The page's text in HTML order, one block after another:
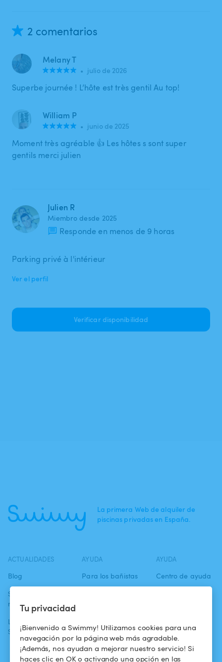
Tu privacidad
¡Bienvenido a Swimmy! Utilizamos cookies para una
navegación por la página web más agradable.
¡Además, nos ayudan a mejorar nuestro servicio! Si
haces clic en OK o activando una opción en las
2 comentarios
Melany T
• julio de 2026
Superbe journée ! L’hôte est très gentil Au top!
William P
• junio de 2025
Moment très agréable 👍 Les hôtes s sont super
gentils merci julien
Julien R
Miembro desde 2025
Responde en menos de 9 horas
Parking privé à l'intérieur
Ver el perfil
Verificar disponibilidad
La primera Web de alquiler de
piscinas privadas en España.
ACTUALIDADES
Blog
Swimmy en los
medios
La aventura
Swimmy
AYUDA
Para los bañistas
piscina
¿Cómo funciona?
AYUDA
Centro de ayuda
confidencialidad
Aviso legal